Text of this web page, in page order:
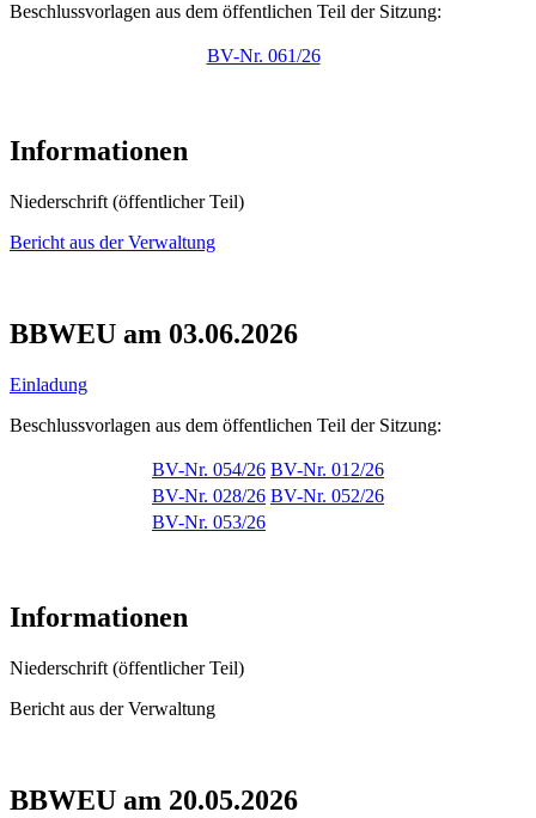
Beschlussvorlagen aus dem öffentlichen Teil der Sitzung:
BV-Nr. 061/26
Informationen
Niederschrift (öffentlicher Teil)
Bericht aus der Verwaltung
BBWEU am 03.06.2026
Einladung
Beschlussvorlagen aus dem öffentlichen Teil der Sitzung:
BV-Nr. 054/26 BV-Nr. 012/26
BV-Nr. 028/26 BV-Nr. 052/26
BV-Nr. 053/26
Informationen
Niederschrift (öffentlicher Teil)
Bericht aus der Verwaltung
BBWEU am 20.05.2026